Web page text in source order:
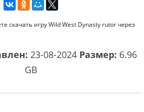
скачать игру Wild West Dynasty rutor через
23-08-2024 Размер: 6.96
GB